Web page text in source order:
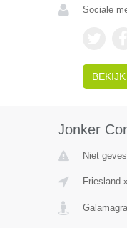
Sociale
Jonker
Niet
Friesland